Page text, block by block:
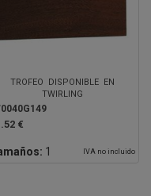
TROFEO DISPONIBLE EN
TWIRLING
€
1 IVA no incluido